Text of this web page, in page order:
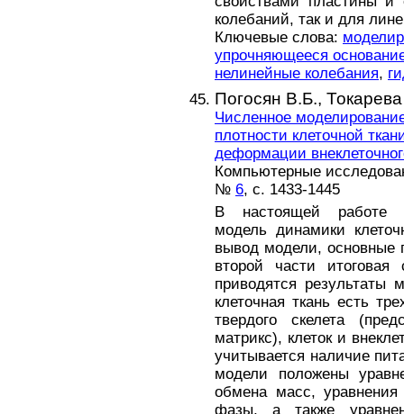
колебаний, так и для
Ключевые слова:
упрочняющееся
нелинейные колебания,
Погосян В.Б.,
Численное
плотности клеточной
деформации
Компьютерные
№ 6, с. 1433-1445
В настоящей работе
модель динамики
вывод модели, основные
второй части
приводятся результаты
клеточная ткань есть
твердого скелета
матрикс), клеток и
учитывается наличие
модели положены
обмена масс,
фазы, а также